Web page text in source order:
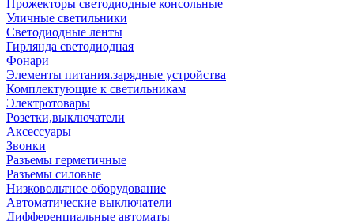
Прожекторы светодиодные консольные
Уличные светильники
Светодиодные ленты
Гирлянда светодиодная
Фонари
Элементы питания.зарядные устройства
Комплектующие к светильникам
Электротовары
Розетки,выключатели
Аксессуары
Звонки
Разъемы герметичные
Разъемы силовые
Низковольтное оборудование
Автоматические выключатели
Дифференциальные автоматы